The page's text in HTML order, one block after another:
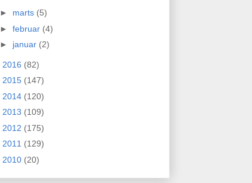
► marts (5)
► februar (4)
► januar (2)
2016 (82)
2015 (147)
2014 (120)
2013 (109)
2012 (175)
2011 (129)
2010 (20)